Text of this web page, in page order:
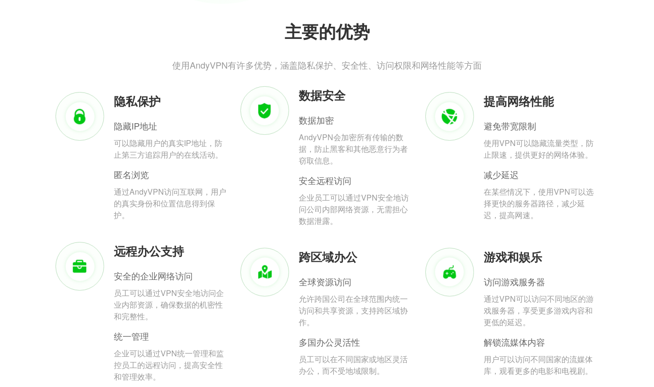
主要的优势
使用AndyVPN有许多优势，涵盖隐私保护、安全性、访问权限和网络性能等方面
隐私保护
隐藏IP地址
可以隐藏用户的真实IP地址，防
止第三方追踪用户的在线活动。
匿名浏览
通过AndyVPN访问互联网，用户
的真实身份和位置信息得到保
护。
数据安全
数据加密
AndyVPN会加密所有传输的数
据，防止黑客和其他恶意行为者
窃取信息。
安全远程访问
企业员工可以通过VPN安全地访
问公司内部网络资源，无需担心
数据泄露。
提高网络性能
避免带宽限制
使用VPN可以隐藏流量类型，防
止限速，提供更好的网络体验。
减少延迟
在某些情况下，使用VPN可以选
择更快的服务器路径，减少延
迟，提高网速。
远程办公支持
安全的企业网络访问
员工可以通过VPN安全地访问企
业内部资源，确保数据的机密性
和完整性。
统一管理
企业可以通过VPN统一管理和监
控员工的远程访问，提高安全性
和管理效率。
跨区域办公
全球资源访问
允许跨国公司在全球范围内统一
访问和共享资源，支持跨区域协
作。
多国办公灵活性
员工可以在不同国家或地区灵活
办公，而不受地域限制。
游戏和娱乐
访问游戏服务器
通过VPN可以访问不同地区的游
戏服务器，享受更多游戏内容和
更低的延迟。
解锁流媒体内容
用户可以访问不同国家的流媒体
库，观看更多的电影和电视剧。